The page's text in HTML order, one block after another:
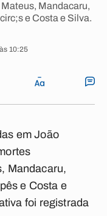
Mandacaru,
e Costa e Silva.
10:25
em João
Mandacaru,
e Costa e
foi registrada